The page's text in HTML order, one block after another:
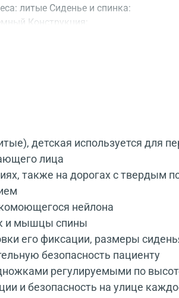
литые Сиденье и спинка:
Конструкция:
детская используется для
лица
также на дорогах с твердым
нейлона
и мышцы спины
его фиксации, размеры
безопасность пациенту
регулируемыми по
и безопасность на улице